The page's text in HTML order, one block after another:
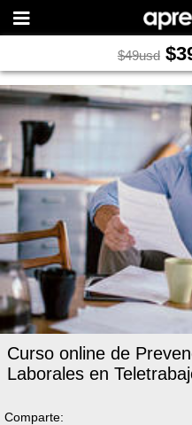
$49usd $
Curso online de
Laborales en
Comparte: